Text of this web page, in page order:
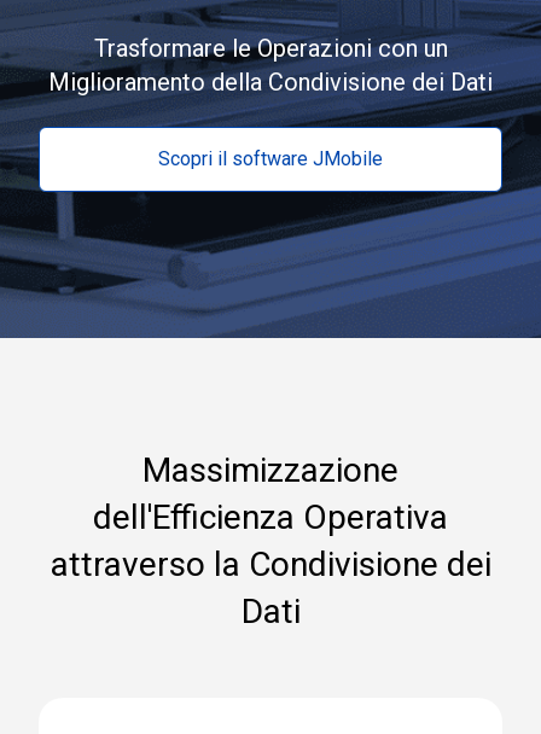
Trasformare le Operazioni con un
Miglioramento della Condivisione dei Dati
Scopri il software JMobile
Massimizzazione
dell'Efficienza Operativa
attraverso la Condivisione dei
Dati